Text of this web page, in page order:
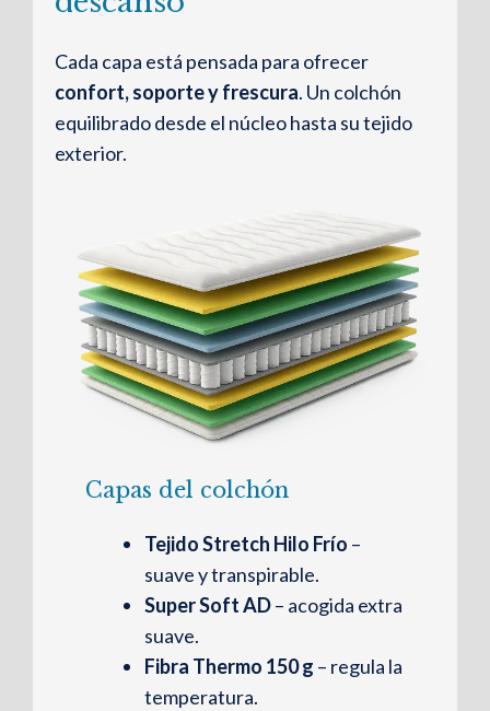
Cada capa está pensada para ofrecer
confort, soporte y frescura. Un colchón
equilibrado desde el núcleo hasta su tejido
exterior.
Capas del colchón
Tejido Stretch Hilo Frío –
suave y transpirable.
Super Soft AD– acogida extra
suave.
Fibra Thermo 150 g – regula la
temperatura.